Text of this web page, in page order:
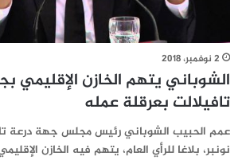
2 نوفمبر، 2018
الشوباني يتهم الخازن الإقليمي
تافيلالت بعرقلة عمله
عمم الحبيب الشوباني رئيس مجلس جهة درعة
نونبر، بلاغا للرأي العام، يتهم فيه الخازن